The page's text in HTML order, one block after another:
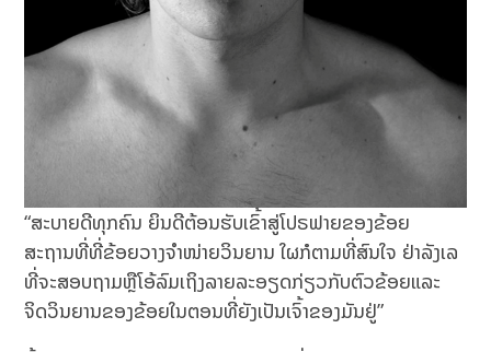
“ສະບາຍດີທຸກຄົນ ຍິນດີຕ້ອນຮັບເຂົ້າສູ່ໂປຣຟາຍຂອງຂ້ອຍ
ສະຖານທີ່ທີ່ຂ້ອຍວາງຈຳໜ່າຍວິນຍານ ໃຜກໍຕາມທີ່ສົນໃຈ ຢ່າລັງເລ
ທີ່ຈະສອບຖາມຫຼືໂອ້ລົມເຖິງລາຍລະອຽດກ່ຽວກັບຕົວຂ້ອຍແລະ
ຈິດວິນຍານຂອງຂ້ອຍໃນຕອນທີ່ຍັງເປັນເຈົ້າຂອງມັນຢູ່”